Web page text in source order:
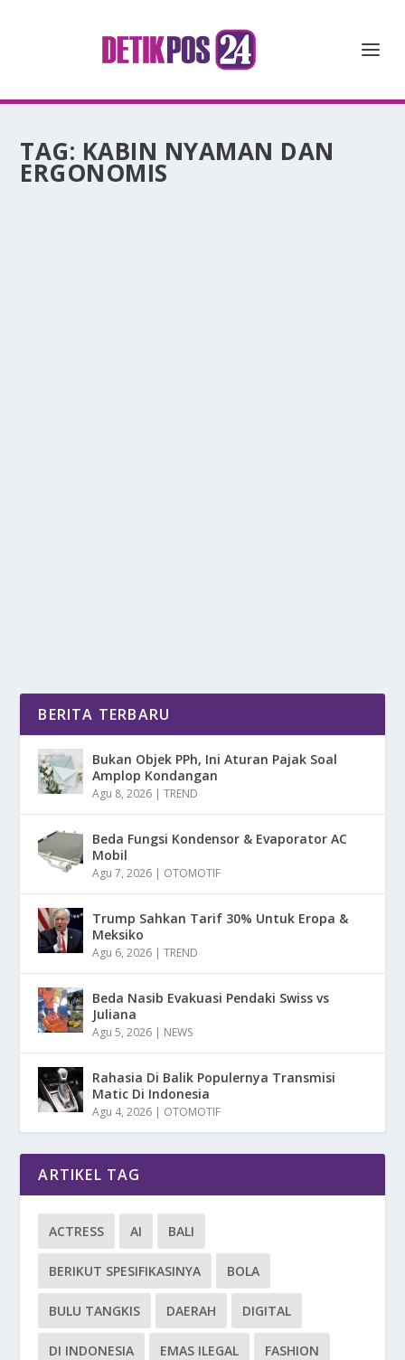
TAG: KABIN NYAMAN DAN
ERGONOMIS
BERITA TERBARU
Bukan Objek PPh, Ini Aturan Pajak Soal
Amplop Kondangan
Agu 8, 2026 |TREND
Beda Fungsi Kondensor & Evaporator AC
Mobil
Agu 7, 2026 | OTOMOTIF
Trump Sahkan Tarif 30% Untuk Eropa &
Meksiko
Agu 6, 2026 |TREND
Beda Nasib Evakuasi Pendaki Swiss vs
Juliana
Agu 5, 2026 | NEWS
Rahasia Di Balik Populernya Transmisi
Matic Di Indonesia
Agu 4, 2026 | OTOMOTIF
ARTIKEL TAG
ACTRESS AI BALI
BERIKUT SPESIFIKASINYA BOLA
BULU TANGKIS DAERAH DIGITAL
DI INDONESIA EMAS ILEGAL FASHION